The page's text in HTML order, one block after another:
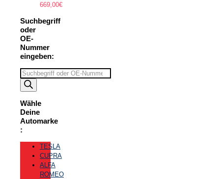
669,00€
Suchbegriff
oder
OE-
Nummer
eingeben:
Suchbegriff
eingeben
Wähle
Deine
Automarke
:
TESLA
CUPRA
ALFA
ROMEO